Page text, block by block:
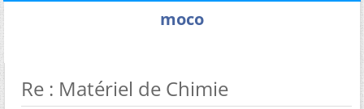
moco
Re : Matériel de Chimie